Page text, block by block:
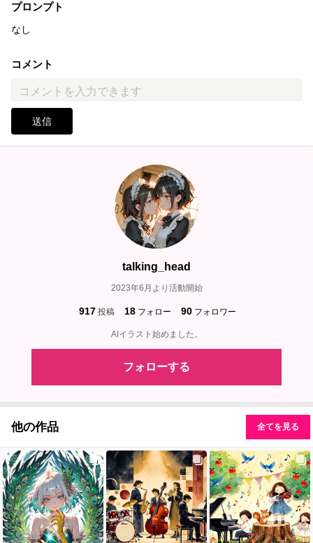
プロンプト
なし
コメント
送信
talking_head
2023年6月より活動開始
917 投稿 18 フォロー 90 フォロワー
AIイラスト始めました。
フォローする
他の作品 全てを見る